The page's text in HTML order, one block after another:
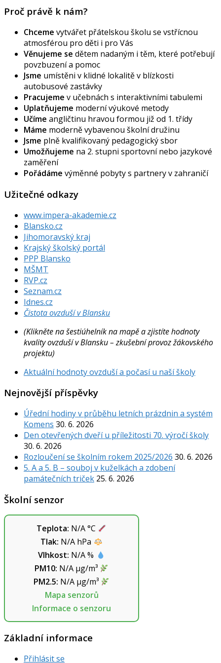
Proč právě k nám?
Chceme vytvářet přátelskou školu se vstřícnou
atmosférou pro děti i pro Vás
Věnujeme se dětem nadaným i těm, které potřebují
povzbuzení a pomoc
Jsme umístěni v klidné lokalitě v blízkosti
autobusové zastávky
Pracujeme v učebnách s interaktivními tabulemi
Uplatňujeme moderní výukové metody
Učíme angličtinu hravou formou již od 1. třídy
Máme moderně vybavenou školní družinu
Jsme plně kvalifikovaný pedagogický sbor
Umožňujeme na 2. stupni sportovní nebo jazykové
zaměření
Pořádáme výměnné pobyty s partnery v zahraničí
Užitečné odkazy
www.impera-akademie.cz
Blansko.cz
Jihomoravský kraj
Krajský školský portál
PPP Blansko
MŠMT
RVP.cz
Seznam.cz
Idnes.cz
Čistota ovzduší v Blansku
(Klikněte na šestiúhelník na mapě a zjistíte hodnoty
kvality ovzduší v Blansku – zkušební provoz žákovského
projektu)
Aktuální hodnoty ovzduší a počasí u naší školy
Nejnovější příspěvky
Úřední hodiny v průběhu letních prázdnin a systém
Komens 30. 6. 2026
Den otevřených dveří u příležitosti 70. výročí školy
30. 6. 2026
Rozloučení se školním rokem 2025/2026 30. 6. 2026
5. A a 5. B – souboj v kuželkách a zdobení
památečních triček 25. 6. 2026
Školní senzor
Teplota: N/A°C
Tlak: N/A hPa
Vlhkost: N/A%
PM10: N/Aµg/m³
PM2.5: N/Aµg/m³
Mapa senzorů
Informace o senzoru
Základní informace
Přihlásit se